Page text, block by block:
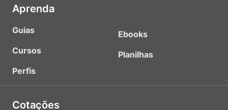
Aprenda
Guias
Cursos
Perfis
Ebooks
Planilhas
Cotações